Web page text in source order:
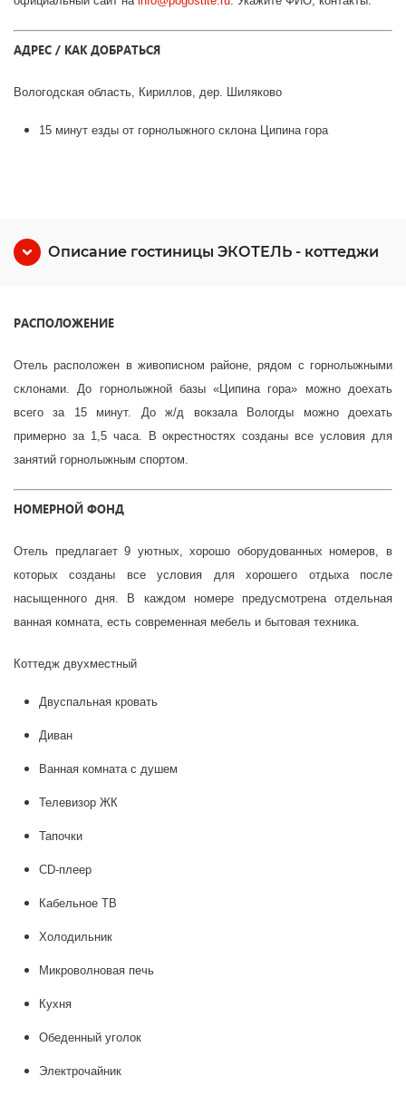
АДРЕС / КАК ДОБРАТЬСЯ
Вологодская область, Кириллов, дер. Шиляково
15 минут езды от горнолыжного склона Ципина гора
Описание гостиницы ЭКОТЕЛЬ - коттеджи
РАСПОЛОЖЕНИЕ
Отель расположен в живописном районе, рядом с горнолыжными
склонами. До горнолыжной базы «Ципина гора» можно доехать
всего за 15 минут. До ж/д вокзала Вологды можно доехать
примерно за 1,5 часа. В окрестностях созданы все условия для
занятий горнолыжным спортом.
НОМЕРНОЙ ФОНД
Отель предлагает 9 уютных, хорошо оборудованных номеров, в
которых созданы все условия для хорошего отдыха после
насыщенного дня. В каждом номере предусмотрена отдельная
ванная комната, есть современная мебель и бытовая техника.
Коттедж двухместный
Двуспальная кровать
Диван
Ванная комната с душем
Телевизор ЖК
Тапочки
CD-плеер
Кабельное ТВ
Холодильник
Микроволновая печь
Кухня
Обеденный уголок
Электрочайник